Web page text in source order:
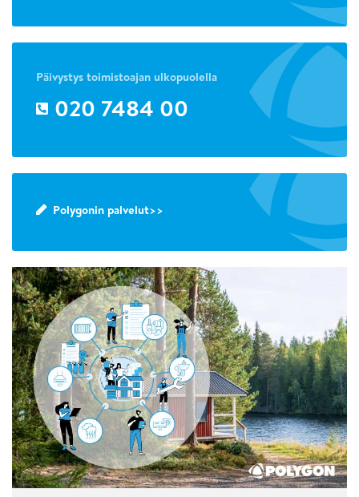
Päivystys toimistoajan ulkopuolella
020 7484 00
Polygonin palvelut>>